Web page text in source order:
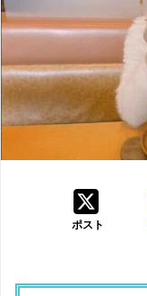
ポスト